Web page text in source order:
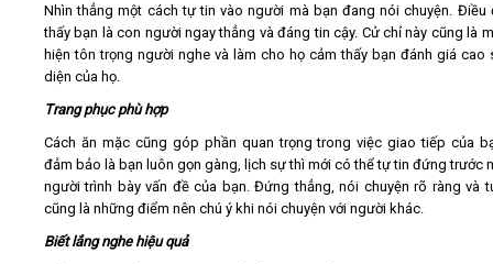
Nhìn thẳng một cách tự tin vào người mà bạn đang nói chuyện. Điều
thấy bạn là con người ngay thẳng và đáng tin cậy. Cử chỉ này cũng là
hiện tôn trọng người nghe và làm cho họ cảm thấy bạn đánh giá cao
diện của họ.
Trang phục phù hợp
Cách ăn mặc cũng góp phần quan trọng trong việc giao tiếp của
đảm bảo là bạn luôn gọn gàng, lịch sự thì mới có thể tự tin đứng trước
người trình bày vấn đề của bạn. Đứng thẳng, nói chuyện rõ ràng và
cũng là những điểm nên chú ý khi nói chuyện với người khác.
Biết lắng nghe hiệu quả